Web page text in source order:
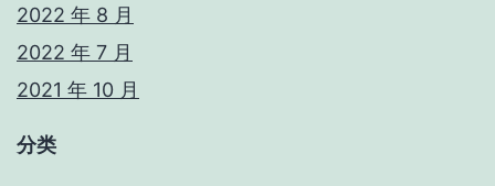
2022 年 8 月
2022 年 7 月
2021 年 10 月
分类